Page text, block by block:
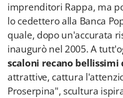
imprenditori Rappa, ma
lo cedettero alla Banca
quale, dopo un'accurata
inaugurò nel 2005. A
scaloni recano bellissimi
attrattive, cattura
Proserpina", scultura